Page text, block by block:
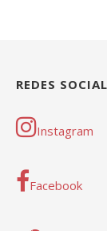
REDES
Instagram
Facebook